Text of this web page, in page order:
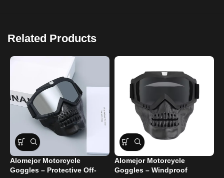
Related Products
Alomejor Motorcycle
Goggles – Protective Off-
Alomejor Motorcycle
Goggles – Windproof